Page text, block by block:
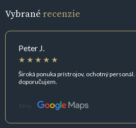
Vybrané recenzie
Peter J.
Široká ponuka prístrojov, ochotný
doporučujem.
Zdroj: